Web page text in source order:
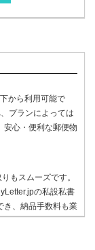
から利用可能で
プランによっては
安心・便利な郵便物
もスムーズです。
の私設私書
き、納品手数料も業